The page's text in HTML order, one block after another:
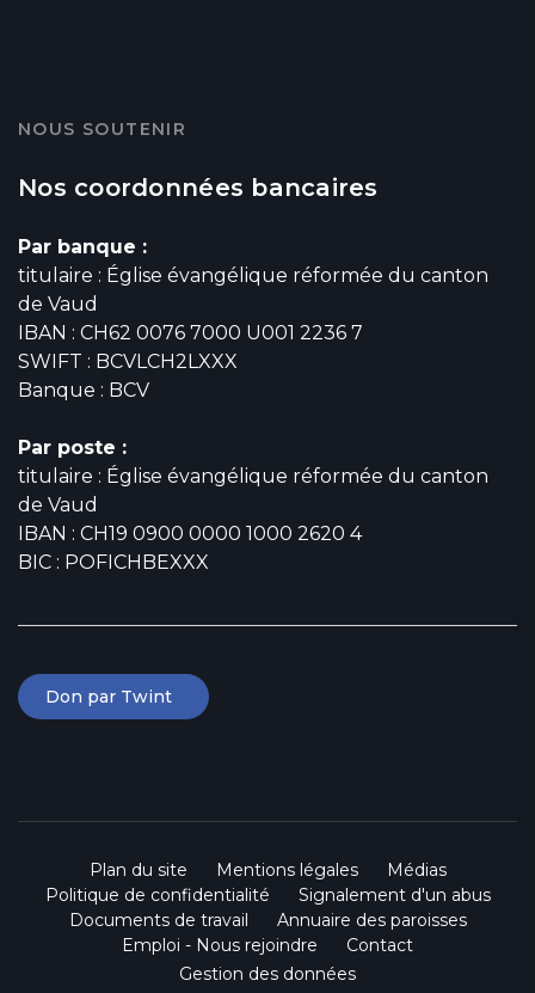
NOUS SOUTENIR
Nos coordonnées bancaires
Par banque :
titulaire : Église évangélique réformée du canton
de Vaud
IBAN : CH62 0076 7000 U001 2236 7
SWIFT : BCVLCH2LXXX
Banque : BCV
Par poste :
titulaire : Église évangélique réformée du canton
de Vaud
IBAN : CH19 0900 0000 1000 2620 4
BIC : POFICHBEXXX
Don par Twint
Plan du site Mentions légales
Médias
Politique de confidentialité
Signalement d'un abus
Documents de travail
Annuaire des paroisses
Emploi - Nous rejoindre
Contact
Gestion des données